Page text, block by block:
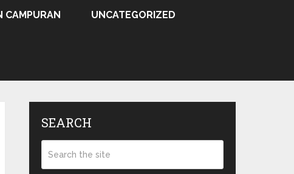
CAMPURAN UNCATEGORIZED
SEARCH